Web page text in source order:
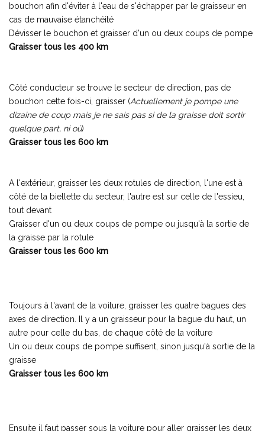
bouchon afin d'éviter à l'eau de s'échapper par le graisseur en
cas de mauvaise étanchéité
Dévisser le bouchon et graisser d'un ou deux coups de pompe
Graisser tous les 400 km
Côté conducteur se trouve le secteur de direction, pas de
bouchon cette fois-ci, graisser (Actuellement je pompe une
dizaine de coup mais je ne sais pas si de la graisse doit sortir
quelque part, ni où)
Graisser tous les 600 km
A l'extérieur, graisser les deux rotules de direction, l'une est à
côté de la biellette du secteur, l'autre est sur celle de l'essieu,
tout devant
Graisser d'un ou deux coups de pompe ou jusqu'à la sortie de
la graisse par la rotule
Graisser tous les 600 km
Toujours à l'avant de la voiture, graisser les quatre bagues des
axes de direction. Il y a un graisseur pour la bague du haut, un
autre pour celle du bas, de chaque côté de la voiture
Un ou deux coups de pompe suffisent, sinon jusqu'à sortie de la
graisse
Graisser tous les 600 km
Ensuite il faut passer sous la voiture pour aller graisser les deux